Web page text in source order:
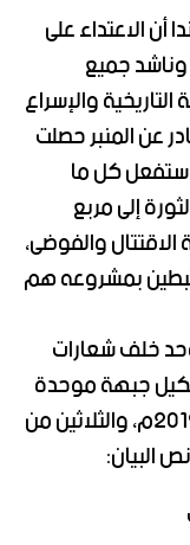
أن الاعتداء على
وناشد جميع
والإسراع
عن المنبر حصلت
ستفعل كل ما
إلى مربع
الاقتتال والفوضى،
بمشروعه هم
خلف شعارات
جبهة موحدة
تعيد للثورة ملحمة السادس من أبريل 2019م، والثلاثين من